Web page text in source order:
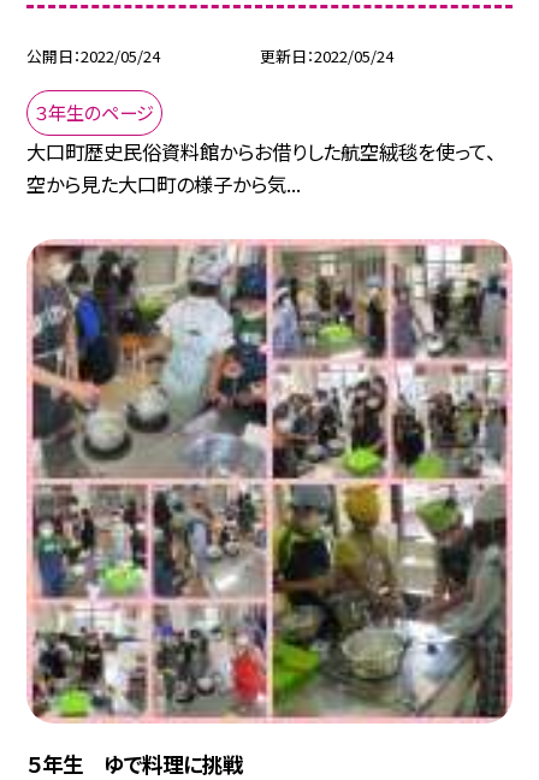
公開日 2022/05/24 更新日 2022/05/24
３年生のページ
大口町歴史民俗資料館からお借りした航空絨毯を使って、
空から見た大口町の様子から気...
５年生 ゆで料理に挑戦